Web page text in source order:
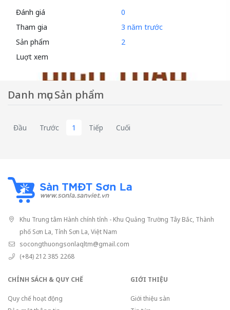
Đánh giá
0
Tham gia
3 năm trước
Sản phẩm
2
Luợt xem
Danh mục Sản phẩm
Đầu Trước 1 Tiếp Cuối
Khu Trung tâm Hành chính tỉnh - Khu Quảng Trường Tây Bắc, Thành
phố Sơn La, Tỉnh Sơn La, Việt Nam
socongthuongsonlaqltm@gmail.com
(+84) 212 385 2268
CHÍNH SÁCH & QUY CHẾ
Quy chế hoạt động
GIỚI THIỆU
Giới thiệu sàn